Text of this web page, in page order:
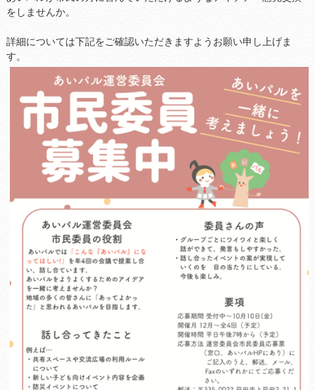
をしませんか。
詳細については下記をご確認いただきますようお願い申し上げま
す。